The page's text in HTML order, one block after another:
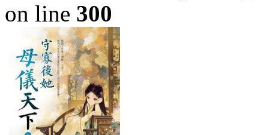
on line 300